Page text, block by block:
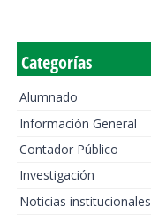
Categorías
Alumnado
Información General
Contador Público
Investigación
Noticias institucionales